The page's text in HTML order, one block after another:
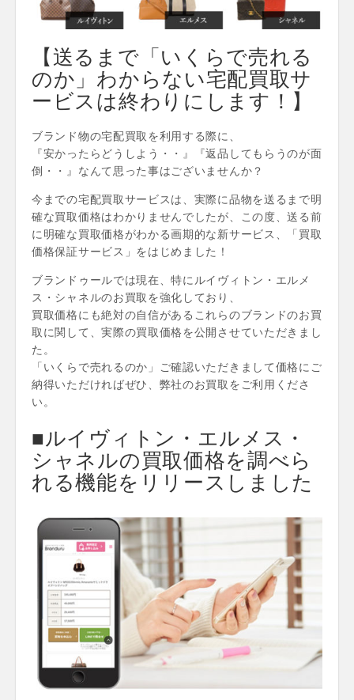
【送るまで「いくらで売れる
のか」わからない宅配買取サ
ービスは終わりにします！】
ブランド物の宅配買取を利用する際に、
『安かったらどうしよう・・』『返品してもらうのが面
倒・・』なんて思った事はございませんか？
今までの宅配買取サービスは、実際に品物を送るまで明
確な買取価格はわかりませんでしたが、この度、送る前
に明確な買取価格がわかる画期的な新サービス、「買取
価格保証サービス」をはじめました！
ブランドゥールでは現在、特にルイヴィトン・エルメ
ス・シャネルのお買取を強化しており、
買取価格にも絶対の自信があるこれらのブランドのお買
取に関して、実際の買取価格を公開させていただきまし
た。
「いくらで売れるのか」ご確認いただきまして価格にご
納得いただければぜひ、弊社のお買取をご利用くださ
い。
■ルイヴィトン・エルメス・
シャネルの買取価格を調べら
れる機能をリリースしました